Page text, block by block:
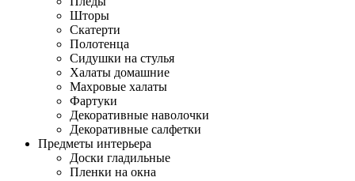
Шторы
Скатерти
Полотенца
Сидушки на стулья
Халаты домашние
Махровые халаты
Фартуки
Декоративные наволочки
Декоративные салфетки
Предметы интерьера
Доски гладильные
Пленки на окна